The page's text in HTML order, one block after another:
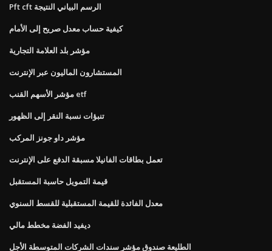
Pft cft الرسم البياني النتيجة
كيفية حساب معدل صريح إلى الأمام
مؤشر بلد العلامة التجارية
المستشارون الماليون عبر الإنترنت
مؤشر الأسهم القنب etf
تنبؤات نسبة النقر إلى الظهور
مؤشر داو جونز المركب
تعمل بطاقات الفانيلا مسبقة الدفع على الإنترنت
قيمة التمويل حاسبة المستقبل
معدل الفائدة للقيمة المستقبلية للقسط السنوي
ديفيد الفضة مخطط مالي
الطليعة صندوق مؤشر سندات الشركات المتوسطة الأجل